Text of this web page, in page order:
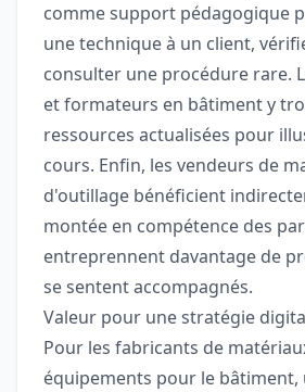
comme support pédagogique
une technique à un client,
consulter une procédure rare.
et formateurs en bâtiment y
ressources actualisées pour
cours. Enfin, les vendeurs de
d'outillage bénéficient
montée en compétence des
entreprennent davantage de
se sentent accompagnés.
Valeur pour une stratégie
Pour les fabricants de
équipements pour le